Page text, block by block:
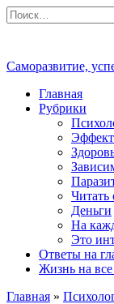
Перейти
к
Search
for:
Саморазвитие,
Главная
Рубрики
Читать
Деньги
На
Это
Ответы на
Жизнь на
Главная »